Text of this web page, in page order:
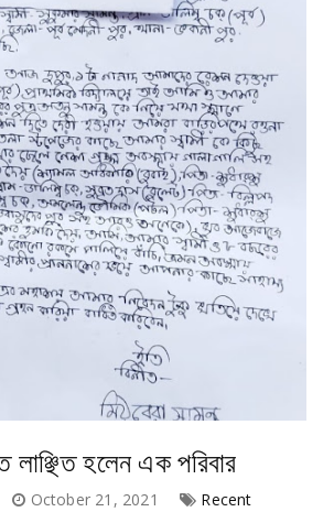
লাঞ্ছিত হলেন এক পরিবার
October 21, 2021 Recent